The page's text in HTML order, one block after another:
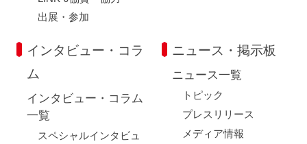
出展・参加
インタビュー・コラ
ム
インタビュー・コラム
一覧
スペシャルインタビュ
ニュース・掲示板
ニュース一覧
トピック
プレスリリース
メディア情報